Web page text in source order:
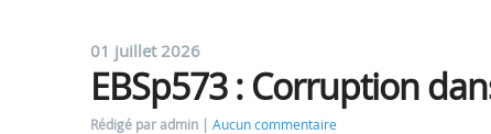
01 juillet 2026
EBSp573 : Corruption
Rédigé par admin
Aucun commentaire